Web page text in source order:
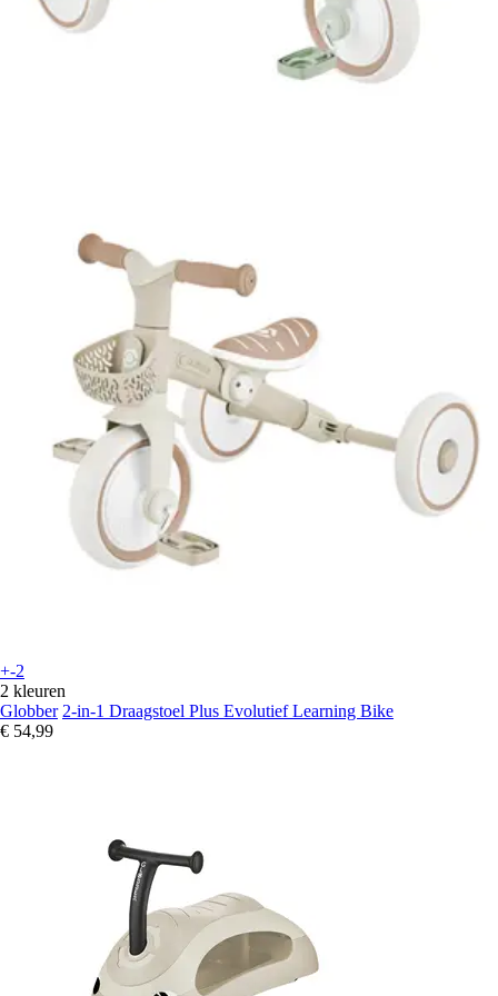
+-2
2 kleuren
Globber 2-in-1 Draagstoel Plus Evolutief Learning Bike
€ 54,99